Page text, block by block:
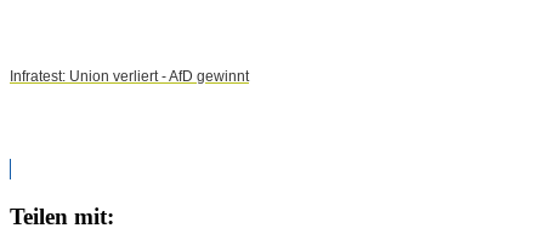
Infratest: Union verliert - AfD gewinnt
Teilen mit: